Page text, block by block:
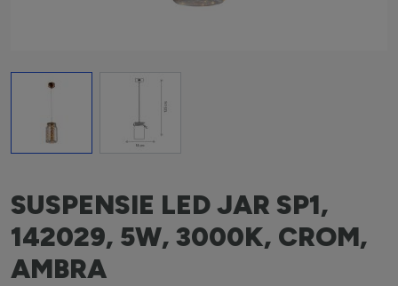
View larger imageView larger image
SUSPENSIE LED JAR SP1,
142029, 5W, 3000K, CROM,
AMBRA